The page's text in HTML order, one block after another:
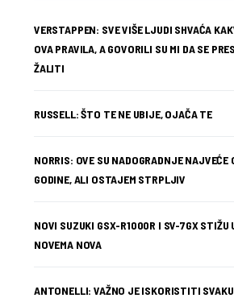
VERSTAPPEN: SVE VIŠE LJUDI SHVAĆA
OVA PRAVILA, A GOVORILI SU MI DA SE
ŽALITI
RUSSELL: ŠTO TE NE UBIJE, OJAČA TE
NORRIS: OVE SU NADOGRADNJE NAJVEĆE
GODINE, ALI OSTAJEM STRPLJIV
NOVI SUZUKI GSX-R1000R I SV-7GX STIŽU
NOVEMA NOVA
ANTONELLI: VAŽNO JE ISKORISTITI